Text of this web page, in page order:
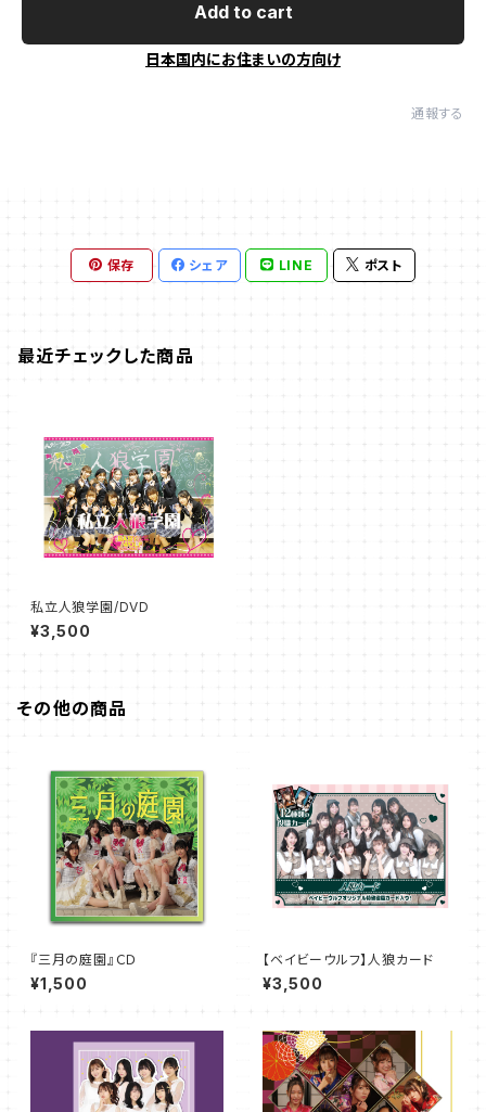
Add to cart
日本国内にお住まいの方向け
通報する
保存 シェア LINE ポスト
最近チェックした商品
私立人狼学園/DVD
¥3,500
その他の商品
『三月の庭園』ＣＤ
¥1,500
【ベイビーウルフ】人狼カード
¥3,500